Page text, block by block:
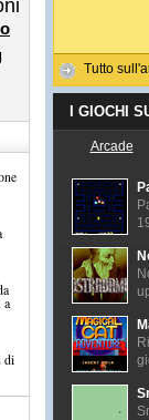
a
di
Tutto
I GIOCHI
Arcade